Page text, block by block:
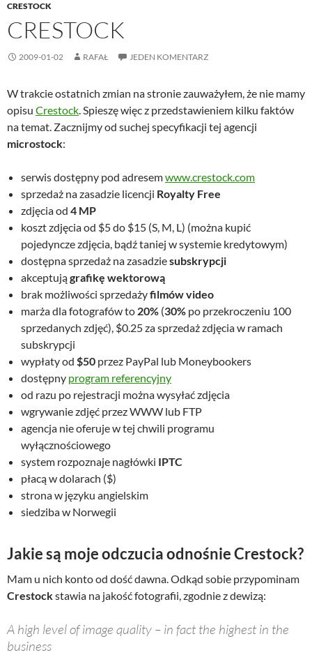
CRESTOCK
CRESTOCK
2009-01-02 RAFAŁ JEDEN KOMENTARZ
W trakcie ostatnich zmian na stronie zauważyłem, że nie mamy
opisu Crestock. Spieszę więc z przedstawieniem kilku faktów
na temat. Zacznijmy od suchej specyfikacji tej agencji
microstock:
serwis dostępny pod adresemwww.crestock.com
sprzedaż na zasadzie licencji Royalty Free
zdjęcia od 4 MP
koszt zdjęcia od $5 do $15 (S, M, L) (można kupić
pojedyncze zdjęcia, bądź taniej w systemie kredytowym)
dostępna sprzedaż na zasadziesubskrypcji
akceptujągrafikę wektorową
brak możliwości sprzedażyfilmów video
marża dla fotografów to 20% (30% po przekroczeniu 100
sprzedanych zdjęć), $0.25 za sprzedaż zdjęcia w ramach
subskrypcji
wypłaty od $50 przez PayPal lub Moneybookers
dostępny program referencyjny
od razu po rejestracji można wysyłać zdjęcia
wgrywanie zdjęć przez WWW lub FTP
agencja nie oferuje w tej chwili programu
wyłącznościowego
system rozpoznaje nagłówki IPTC
płacą w dolarach ($)
strona w języku angielskim
siedziba w Norwegii
Jakie są moje odczucia odnośnie Crestock?
Mam u nich konto od dość dawna. Odkąd sobie przypominam
Crestockstawia na jakość fotografii, zgodnie z dewizą:
A high level of image quality – in fact the highest in the
business